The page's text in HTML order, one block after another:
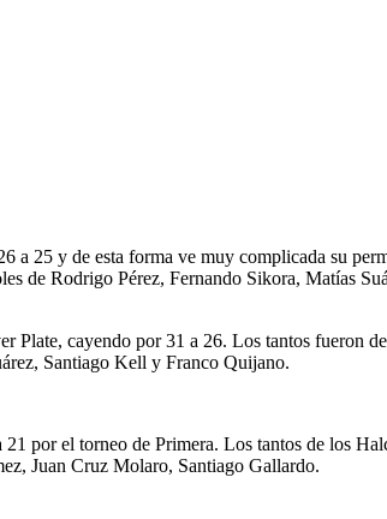
25 y de esta forma ve muy complicada su
de Rodrigo Pérez, Fernando Sikora, Matías
Plate, cayendo por 31 a 26. Los tantos
Santiago Kell y Franco Quijano.
por el torneo de Primera. Los tantos de los
Juan Cruz Molaro, Santiago Gallardo.